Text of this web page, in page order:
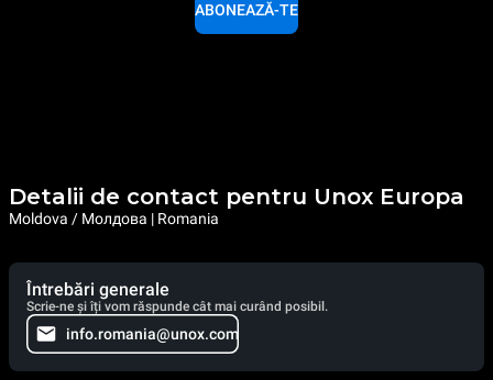
ABONEAZĂ-TE
Detalii de contact pentru Unox Europa
Moldova / Молдова | Romania
Întrebări generale
Scrie-ne și îți vom răspunde cât mai curând posibil.
info.romania@unox.com